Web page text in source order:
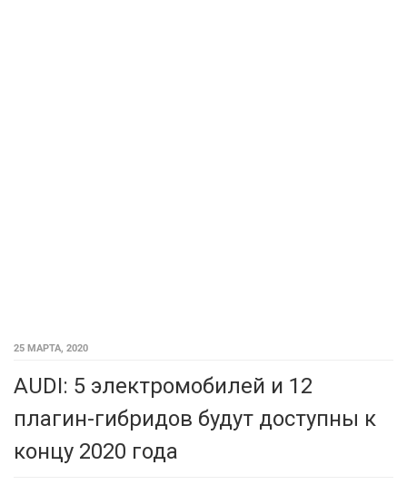
25 МАРТА, 2020
AUDI: 5 электромобилей и 12
плагин-гибридов будут доступны к
концу 2020 года